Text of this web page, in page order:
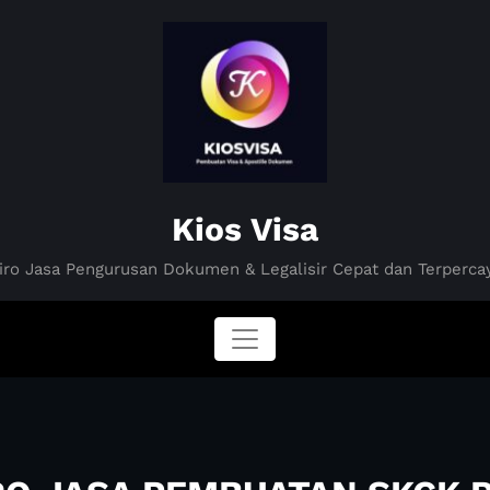
Kios Visa
Jasa Pengurusan Dokumen & Legalisir Cepat dan